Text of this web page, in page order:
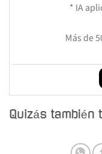
* IA
Más de
Quizás también